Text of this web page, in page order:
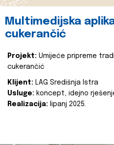
Multimedijska
cukerančić
Projekt: Umijeće pripreme
cukerančić
Klijent: LAG Središnja Istra
Usluge: koncept, idejno
Realizacija: lipanj 2025.